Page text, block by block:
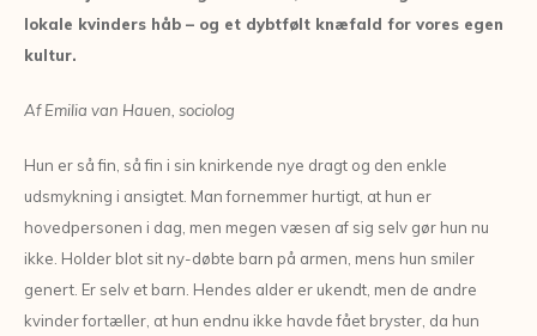
lokale kvinders håb – og et dybtfølt knæfald for vores egen
kultur.
Af Emilia van Hauen, sociolog
Hun er så fin, så fin i sin knirkende nye dragt og den enkle
udsmykning i ansigtet. Man fornemmer hurtigt, at hun er
hovedpersonen i dag, men megen væsen af sig selv gør hun nu
ikke. Holder blot sit ny-døbte barn på armen, mens hun smiler
genert. Er selv et barn. Hendes alder er ukendt, men de andre
kvinder fortæller, at hun endnu ikke havde fået bryster, da hun